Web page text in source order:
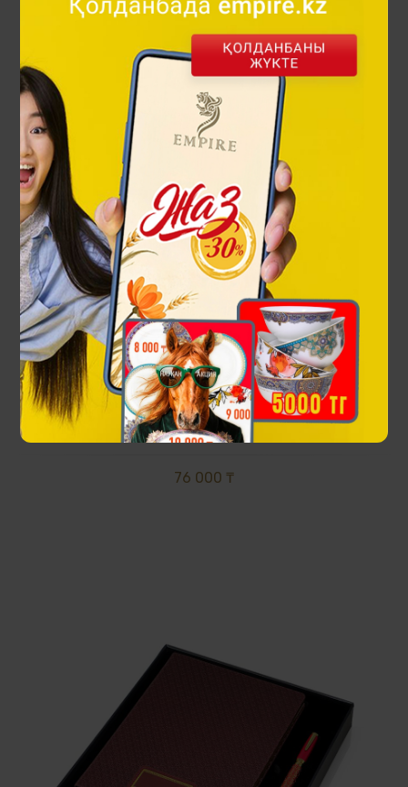
Ornek сыйлық жинағы
76 000 ₸